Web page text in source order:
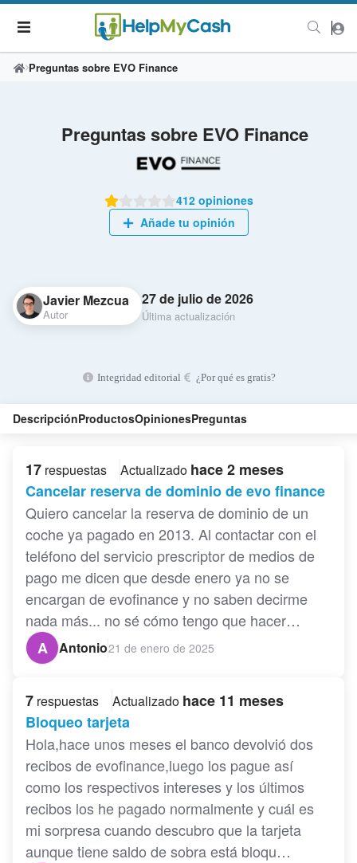
Preguntas sobre EVO Finance
Preguntas sobre EVO Finance
412 opiniones
Añade tu opinión
Javier Mezcua
Autor
27 de julio de 2026
Última actualización
Integridad editorial ¿Por qué es gratis?
DescripciónProductosOpinionesPreguntas
17 respuestas Actualizado hace 2 meses
Cancelar reserva de dominio de evo finance
Quiero cancelar la reserva de dominio de un
coche ya pagado en 2013. Al contactar con el
teléfono del servicio prescriptor de medios de
pago me dicen que desde enero ya no se
encargan de evofinance y no saben decirme
nada más... no sé cómo tengo que hacer…
A
Antonio21 de enero de 2025
7 respuestas Actualizado hace 11 meses
Bloqueo tarjeta
Hola,hace unos meses el banco devolvió dos
recibos de evofinance,luego los pague así
como los respectivos intereses y los últimos
recibos los he pagado normalmente y cuál es
mi sorpresa cuando descubro que la tarjeta
aunque tiene saldo de sobra está bloqu…